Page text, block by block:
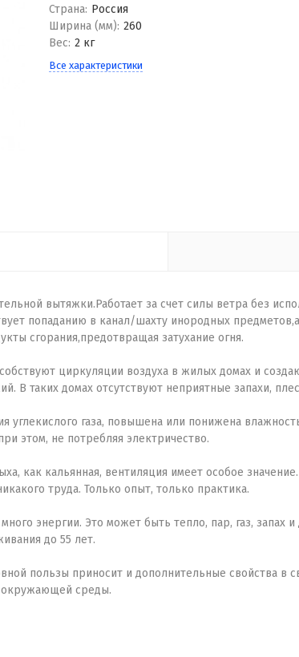
Страна: Россия
Ширина (мм): 260
Вес: 2 кг
Все характеристики
вытяжки.Работает за счет силы ветра без
попаданию в канал/шахту инородных
сгорания,предотвращая затухание огня.
циркуляции воздуха в жилых домах и
В таких домах отсутствуют неприятные запахи,
газа, повышена или понижена
этом, не потребляя электричество.
как кальянная, вентиляция имеет особое
труда. Только опыт, только практика.
энергии. Это может быть тепло, пар, газ,
до 55 лет.
пользы приносит и дополнительные свойства в
окружающей среды.